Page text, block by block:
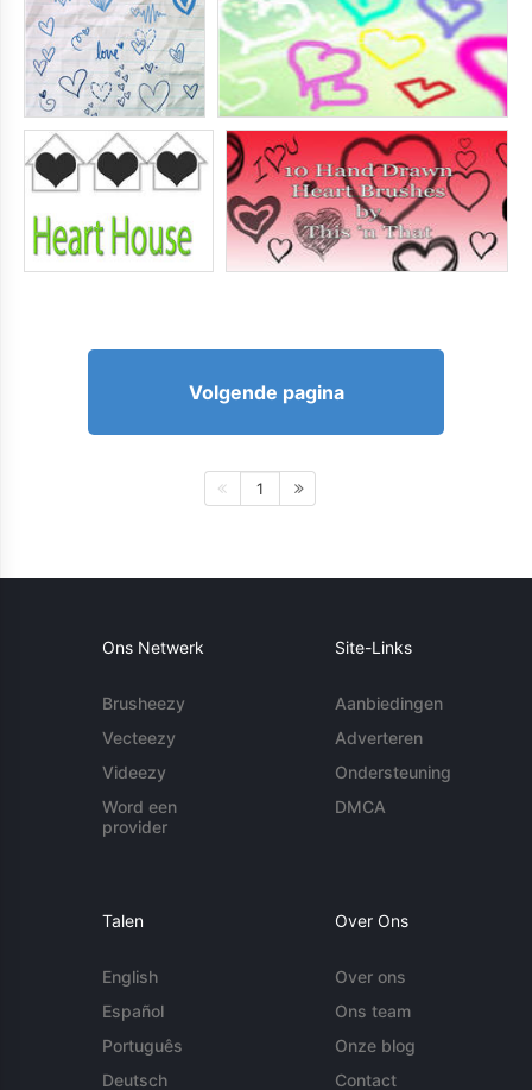
Volgende pagina
1
Ons Netwerk
Brusheezy
Vecteezy
Videezy
Word een
provider
Site-Links
Aanbiedingen
Adverteren
Ondersteuning
DMCA
Talen
English
Español
Português
Deutsch
Over Ons
Over ons
Ons team
Onze blog
Contact